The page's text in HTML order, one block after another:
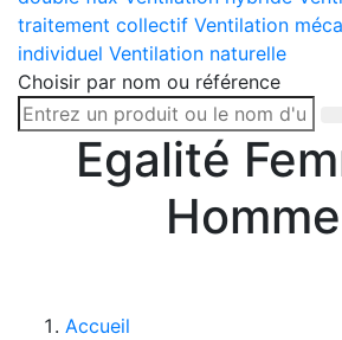
traitement collectif Ventilation
individuel Ventilation naturelle
Choisir par nom ou référence
Egalité
Accueil